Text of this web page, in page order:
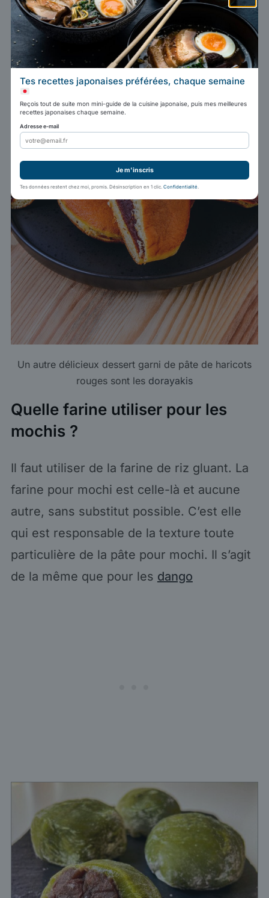
Un autre délicieux dessert garni de pâte de haricots
rouges sont les dorayakis
Quelle farine utiliser pour les
mochis ?
Il faut utiliser de la farine de riz gluant. La
farine pour mochi est celle-là et aucune
autre, sans substitut possible. C’est elle
qui est responsable de la texture toute
particulière de la pâte pour mochi. Il s’agit
de la même que pour les dango
Tes recettes japonaises préférées, chaque semaine
Reçois tout de suite mon mini-guide de la cuisine japonaise, puis mes meilleures
recettes japonaises chaque semaine.
Adresse e-mail
Je m'inscris
Tes données restent chez moi, promis. Désinscription en 1 clic. Confidentialité.